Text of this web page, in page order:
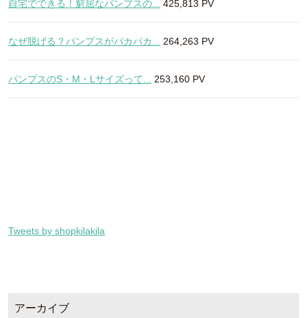
自宅でできる！窮屈なパンプスの... 425,813 PV
なぜ脱げる？パンプスがパカパカ... 264,263 PV
パンプスのS・M・Lサイズって... 253,160 PV
Tweets by shopkilakila
アーカイブ